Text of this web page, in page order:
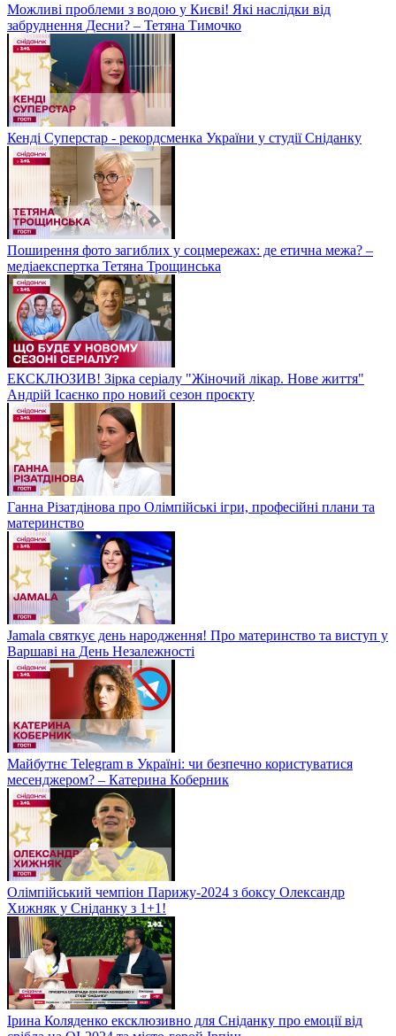
Можливі проблеми з водою у Києві! Які наслідки від
забруднення Десни? – Тетяна Тимочко
Кенді Суперстар - рекордсменка України у студії Сніданку
Поширення фото загиблих у соцмережах: де етична межа? –
медіаекспертка Тетяна Трощинська
ЕКСКЛЮЗИВ! Зірка серіалу "Жіночий лікар. Нове життя"
Андрій Ісаєнко про новий сезон проєкту
Ганна Різатдінова про Олімпійські ігри, професійні плани та
материнство
Jamala святкує день народження! Про материнство та виступ у
Варшаві на День Незалежності
Майбутнє Telegram в Україні: чи безпечно користуватися
месенджером? – Катерина Коберник
Олімпійський чемпіон Парижу-2024 з боксу Олександр
Хижняк у Сніданку з 1+1!
Ірина Коляденко ексклюзивно для Сніданку про емоції від